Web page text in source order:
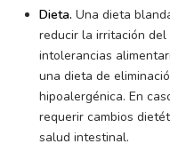
Dieta. Una dieta
reducir la irritación del
intolerancias
una dieta de
hipoalergénica. En
requerir cambios
salud intestinal.